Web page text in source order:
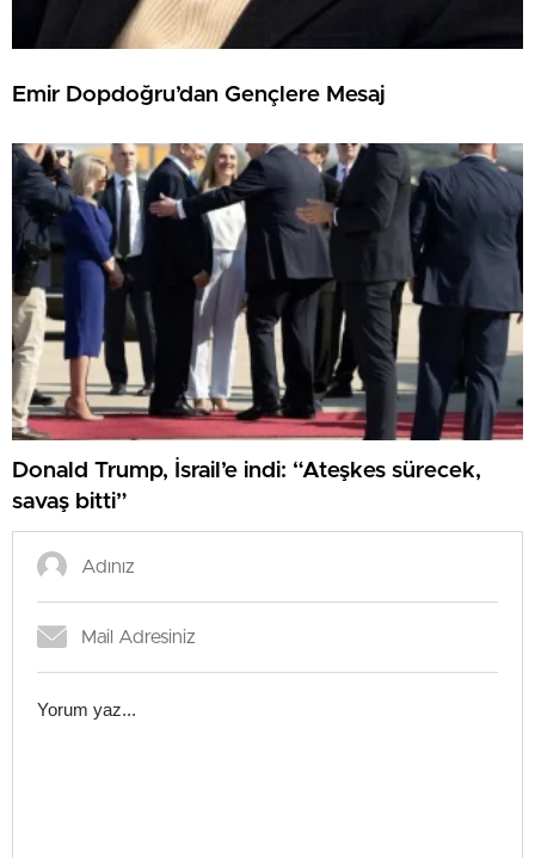
Emir Dopdoğru’dan Gençlere Mesaj
Donald Trump, İsrail’e indi: “Ateşkes sürecek,
savaş bitti”